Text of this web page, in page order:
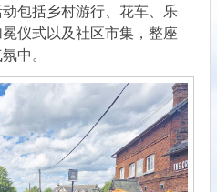
包括乡村游行、花车、乐
仪式以及社区市集，整座
中。